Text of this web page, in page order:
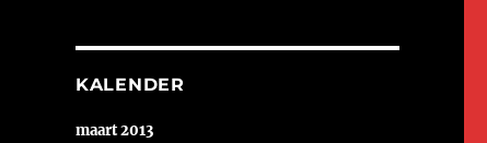
KALENDER
maart 2013